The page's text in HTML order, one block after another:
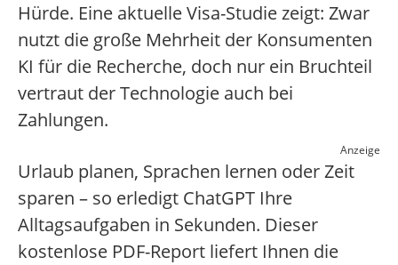
Hürde. Eine aktuelle Visa-Studie zeigt: Zwar
nutzt die große Mehrheit der Konsumenten
KI für die Recherche, doch nur ein Bruchteil
vertraut der Technologie auch bei
Zahlungen.
Anzeige
Urlaub planen, Sprachen lernen oder Zeit
sparen – so erledigt ChatGPT Ihre
Alltagsaufgaben in Sekunden. Dieser
kostenlose PDF-Report liefert Ihnen die